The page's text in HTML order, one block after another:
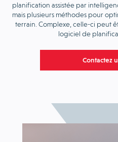
planification assistée par
mais plusieurs méthodes pour
terrain. Complexe, celle-ci peut
logiciel de
Contactez